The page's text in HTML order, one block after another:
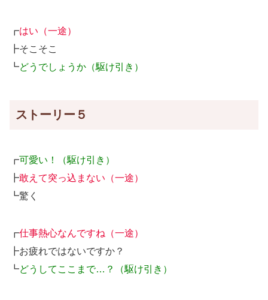
┏はい（一途）
┣そこそこ
┗どうでしょうか（駆け引き）
ストーリー５
┏可愛い！（駆け引き）
┣敢えて突っ込まない（一途）
┗驚く
┏仕事熱心なんですね（一途）
┣お疲れではないですか？
┗どうしてここまで…？（駆け引き）